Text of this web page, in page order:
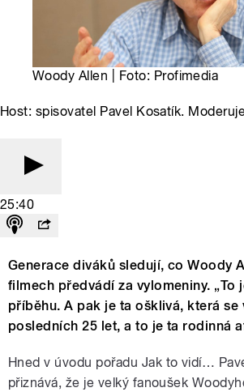
Woody Allen | Foto: Profimedia
Host: spisovatel Pavel Kosatík.
25:40
Generace diváků sledují, co Woody
filmech předvádí za vylomeniny. „To
příběhu. A pak je ta ošklivá, která
posledních 25 let, a to je ta rodinná
Hned v úvodu pořadu Jak to vidí…
přiznává, že je velký fanoušek